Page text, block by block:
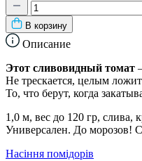
В корзину
Описание
Этот сливовидный томат
Не трескается, целым
То, что берут, когда
1,0 м, вес до 120 гр, слива,
Универсален. До морозов!
Насіння помідорів